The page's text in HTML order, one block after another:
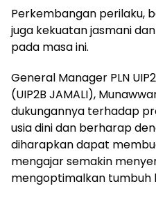
Perkembangan perilaku,
juga kekuatan jasmani
pada masa ini.
General Manager PLN
(UIP2B JAMALI),
dukungannya terhadap
usia dini dan berharap
diharapkan dapat
mengajar semakin
mengoptimalkan tumbuh